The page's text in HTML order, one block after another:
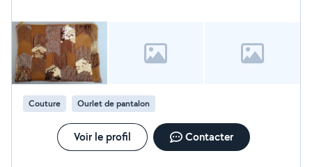
Couture Ourlet de pantalon
Voir le profil Contacter